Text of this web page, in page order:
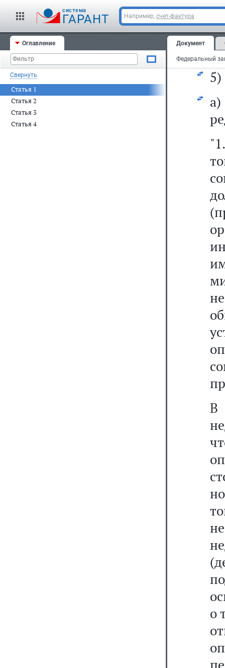
cистема
ГАРАНТ Например, счет-фактура
Оглавление
Свернуть
Статья 1
Статья 2
Статья 3
Статья 4
Документ
В
о